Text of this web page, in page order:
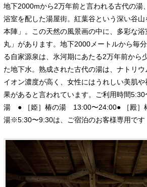
地下2000mから2万年前と言われる古代の湯
浴室を配した湯屋街。紅葉谷という深い谷
本陣」。この天然の風景画の中に、多彩な
丸」があります。地下2000メートルから毎
る自家源泉は、氷河期にあたる2万年前から
た地下水。熟成された古代の湯は、ナトリ
イオン濃度が高く、女性にはうれしい美肌
果があると言われています。ご利用時間
湯 ● ［姫］椿の湯 13:00〜24:00● ［殿］
湯※5:30〜9:30は、ご宿泊のお客様専用です